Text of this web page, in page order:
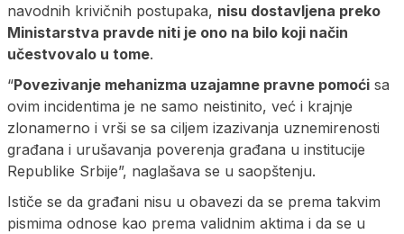
navodnih krivičnih postupaka, nisu dostavljena preko
Ministarstva pravde niti je ono na bilo koji način
učestvovalo u tome.
“Povezivanje mehanizma uzajamne pravne pomoći sa
ovim incidentima je ne samo neistinito, već i krajnje
zlonamerno i vrši se sa ciljem izazivanja uznemirenosti
građana i urušavanja poverenja građana u institucije
Republike Srbije”, naglašava se u saopštenju.
Ističe se da građani nisu u obavezi da se prema takvim
pismima odnose kao prema validnim aktima i da se u